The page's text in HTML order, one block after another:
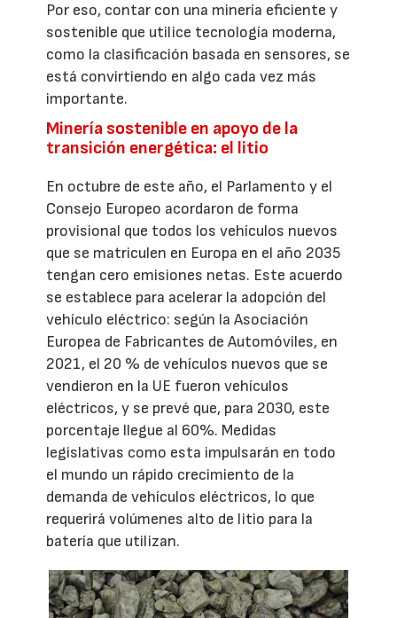
Por eso, contar con una minería eficiente y
sostenible que utilice tecnología moderna,
como la clasificación basada en sensores, se
está convirtiendo en algo cada vez más
importante.
Minería sostenible en apoyo de la
transición energética: el litio
En octubre de este año, el Parlamento y el
Consejo Europeo acordaron de forma
provisional que todos los vehículos nuevos
que se matriculen en Europa en el año 2035
tengan cero emisiones netas. Este acuerdo
se establece para acelerar la adopción del
vehículo eléctrico: según la Asociación
Europea de Fabricantes de Automóviles, en
2021, el 20 % de vehículos nuevos que se
vendieron en la UE fueron vehículos
eléctricos, y se prevé que, para 2030, este
porcentaje llegue al 60%. Medidas
legislativas como esta impulsarán en todo
el mundo un rápido crecimiento de la
demanda de vehículos eléctricos, lo que
requerirá volúmenes alto de litio para la
batería que utilizan.